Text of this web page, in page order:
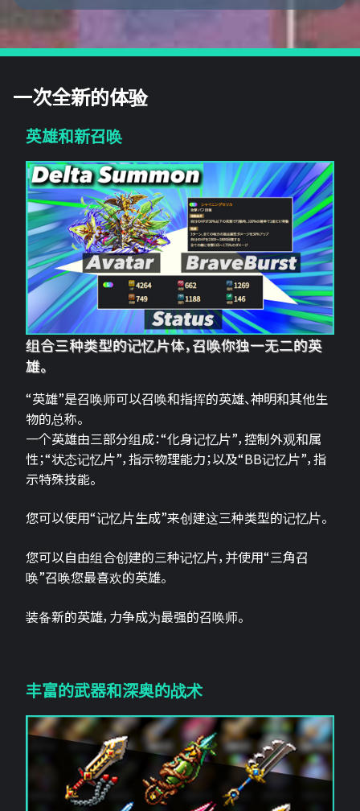
一次全新的体验
英雄和新召唤
组合三种类型的记忆片体，召唤你独一无二的英
雄。
“英雄”是召唤师可以召唤和指挥的英雄、神明和其他生
物的总称。
一个英雄由三部分组成：“化身记忆片”，控制外观和属
性；“状态记忆片”，指示物理能力；以及“BB记忆片”，指
示特殊技能。
您可以使用“记忆片生成”来创建这三种类型的记忆片。
您可以自由组合创建的三种记忆片，并使用“三角召
唤”召唤您最喜欢的英雄。
装备新的英雄，力争成为最强的召唤师。
丰富的武器和深奥的战术